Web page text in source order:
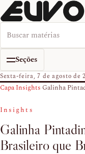
Buscar no EUVO News
Seções
Sexta-feira, 7 de agosto de
Capa›Insights›Galinha
Insights
Galinha
Brasileiro que